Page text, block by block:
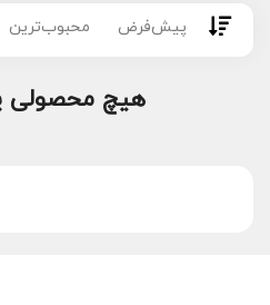
پیش‌فرض محبوب‌ترین
هیچ محصولی